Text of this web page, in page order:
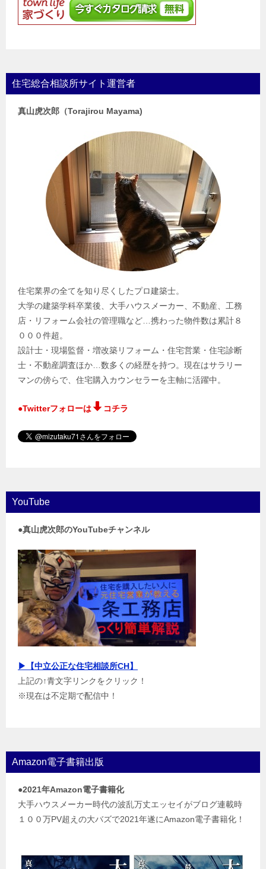
住宅総合相談所サイト運営者
真山虎次郎（Torajirou Mayama)
住宅業界の全てを知り尽くしたプロ建築士。
大学の建築学科卒業後、大手ハウスメーカー、不動産、工務
店・リフォーム会社の管理職など…携わった物件数は累計８
０００件超。
設計士・現場監督・増改築リフォーム・住宅営業・住宅診断
士・不動産調査ほか…数多くの経歴を持つ。現在はサラリー
マンの傍らで、住宅購入カウンセラーを主軸に活躍中。
●Twitterフォローは コチラ
YouTube
●真山虎次郎のYouTubeチャンネル
▶【中立公正な住宅相談所CH】
上記の↑青文字リンクをクリック！
※現在は不定期で配信中！
Amazon電子書籍出版
●2021年Amazon電子書籍化
大手ハウスメーカー時代の波乱万丈エッセイがブログ連載時
１００万PV超えの大バズで2021年遂にAmazon電子書籍化！